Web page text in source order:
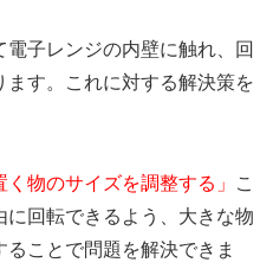
子レンジの内壁に触れ、回
す。これに対する解決策を
物のサイズを調整する」
こ
回転できるよう、大きな物
ことで問題を解決できま